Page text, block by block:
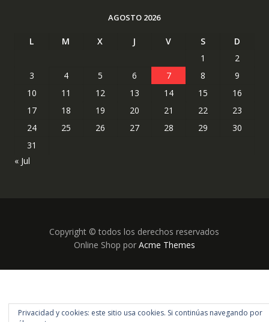
AGOSTO 2026
L M X J V S
D
1
2
3
4 5 6 7 8
9
10
11 12 13 14 15
16
17
18 19 20 21 22
23
24
25 26 27 28 29
30
31
« Jul
Copyright © todos los derechos reservados
Online Shop por Acme Themes
Privacidad y cookies: este sitio usa cookies. Si continúas navegando por